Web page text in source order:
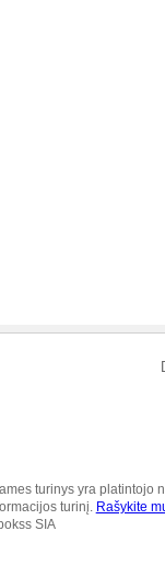
turinys yra platintojo
turinį. Rašykite
SIA